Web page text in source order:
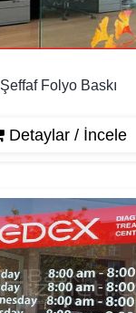
Şeffaf Folyo Baskı
Detaylar / İncele